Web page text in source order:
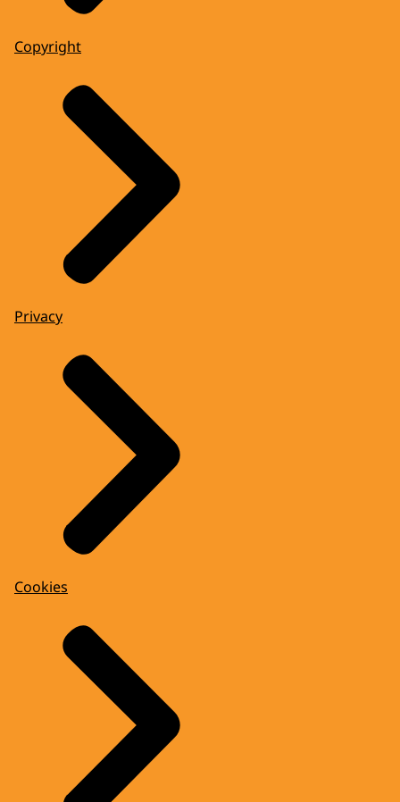
Copyright
Privacy
Cookies